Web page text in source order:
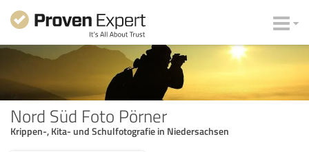
Nord Süd Foto Pörner
Krippen-, Kita- und Schulfotografie in Niedersachsen